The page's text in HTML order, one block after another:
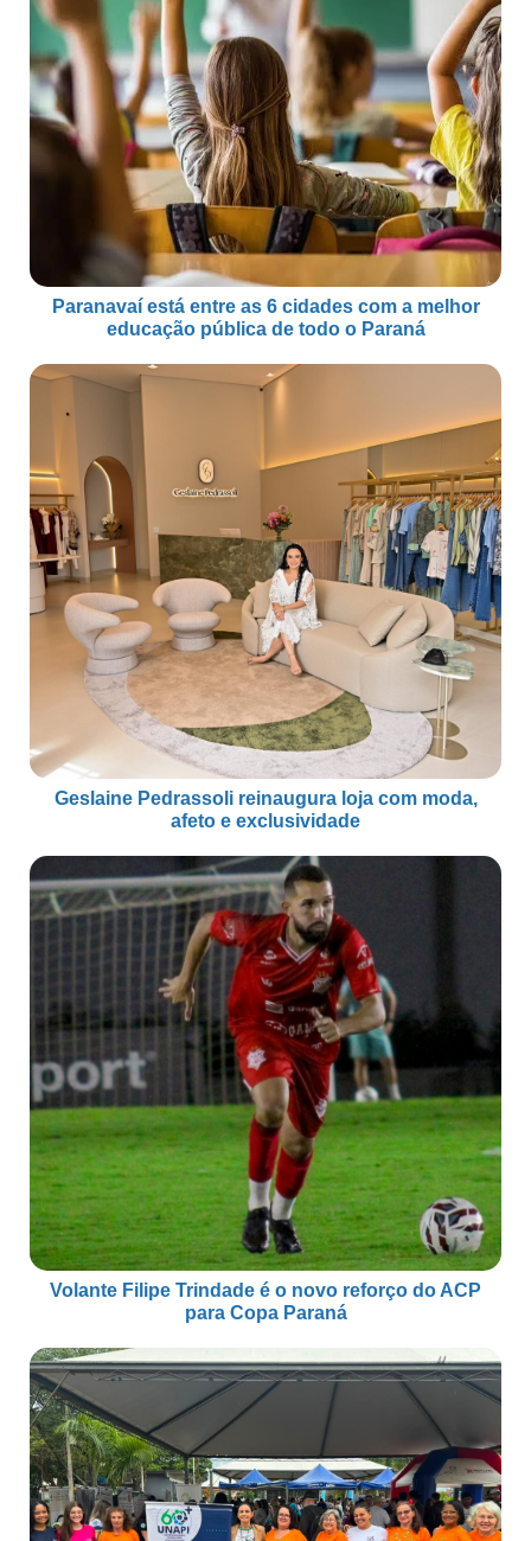
Paranavaí está entre as 6 cidades com a melhor
educação pública de todo o Paraná
Geslaine Pedrassoli reinaugura loja com moda,
afeto e exclusividade
Volante Filipe Trindade é o novo reforço do ACP
para Copa Paraná